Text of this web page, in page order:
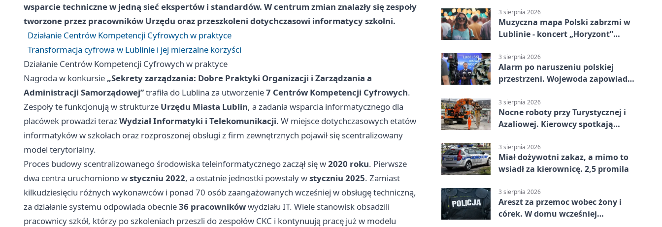
wsparcie techniczne w jedną sieć ekspertów i standardów. W centrum zmian znalazły się zespoły
tworzone przez pracowników Urzędu oraz przeszkoleni dotychczasowi informatycy szkolni.
Działanie Centrów Kompetencji Cyfrowych w praktyce
Transformacja cyfrowa w Lublinie i jej mierzalne korzyści
Działanie Centrów Kompetencji Cyfrowych w praktyce
Nagroda w konkursie „Sekrety zarządzania: Dobre Praktyki Organizacji i Zarządzania a
Administracji Samorządowej”trafiła do Lublina za utworzenie7 Centrów Kompetencji Cyfrowych.
Zespoły te funkcjonują w strukturze Urzędu Miasta Lublin, a zadania wsparcia informatycznego dla
placówek prowadzi terazWydział Informatyki i Telekomunikacji. W miejsce dotychczasowych etatów
informatyków w szkołach oraz rozproszonej obsługi z firm zewnętrznych pojawił się scentralizowany
model terytorialny.
Proces budowy scentralizowanego środowiska teleinformatycznego zaczął się w2020 roku. Pierwsze
dwa centra uruchomiono wstyczniu 2022, a ostatnie jednostki powstały wstyczniu 2025. Zamiast
kilkudziesięciu różnych wykonawców i ponad 70 osób zaangażowanych wcześniej w obsługę techniczną,
za działanie systemu odpowiada obecnie36 pracownikówwydziału IT. Wiele stanowisk obsadzili
pracownicy szkół, którzy po szkoleniach przeszli do zespołów CKC i kontynuują pracę już w modelu
3 sierpnia 2026
Muzyczna mapa Polski zabrzmi w
Lublinie - koncert „Horyzont”
3 sierpnia 2026
Alarm po naruszeniu polskiej
przestrzeni. Wojewoda zapowiada
3 sierpnia 2026
Nocne roboty przy Turystycznej i
Azaliowej. Kierowcy spotkają
3 sierpnia 2026
Miał dożywotni zakaz, a mimo to
wsiadł za kierownicę. 2,5 promila
3 sierpnia 2026
Areszt za przemoc wobec żony i
córek. W domu wcześniej